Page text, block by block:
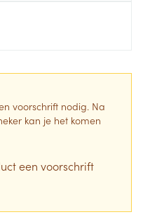
voorschrift nodig. Na
kan je het komen
een voorschrift